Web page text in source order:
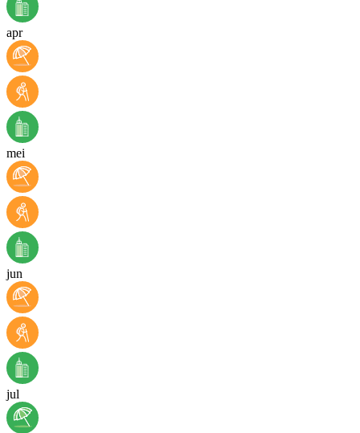
apr
mei
jun
jul